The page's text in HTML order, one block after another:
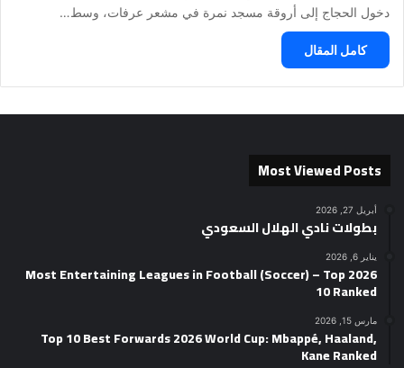
دخول الحجاج إلى أروقة مسجد نمرة في مشعر عرفات، وسط…
كامل المقال
Most Viewed Posts
أبريل 27, 2026
بطولات نادي الهلال السعودي
يناير 6, 2026
2026 Most Entertaining Leagues in Football (Soccer) – Top
10 Ranked
مارس 15, 2026
Top 10 Best Forwards 2026 World Cup: Mbappé, Haaland,
Kane Ranked